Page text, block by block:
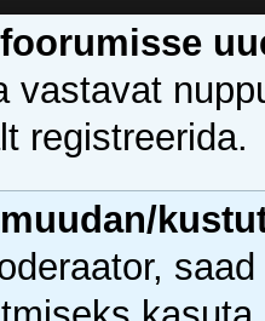
vastavat
registreerida.